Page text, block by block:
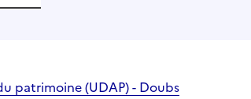
patrimoine (UDAP) - Doubs